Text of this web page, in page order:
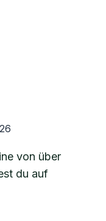
von über
du auf